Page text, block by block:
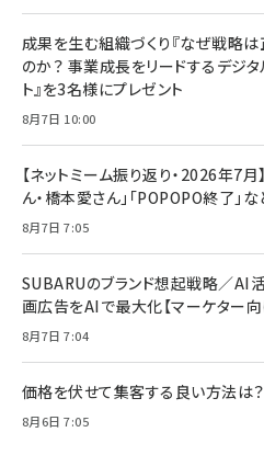
成果を生む組織づくり『なぜ戦略
のか？ 事業成長をリードするデジタ
ト』を3名様にプレゼント
8月7日 10:00
【ネットミーム振り返り・2026年7月
ん・橋本愛さん」「POPOPO終了」な
8月7日 7:05
SUBARUのブランド想起戦略／AI活
画広告をAIで最大化【マーケター向
8月7日 7:04
価格を伏せて集客する良い方法は
8月6日 7:05